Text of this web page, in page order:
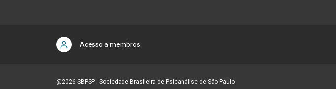
Acesso a membros
@2026 SBPSP - Sociedade Brasileira de Psicanálise de São Paulo